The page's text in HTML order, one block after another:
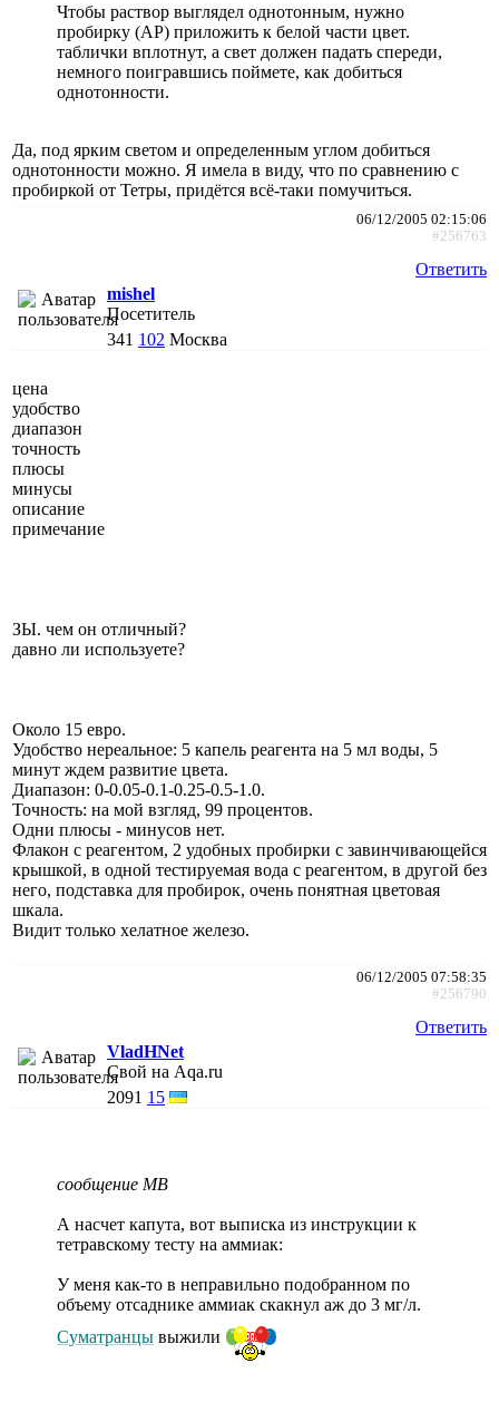
Чтобы раствор выглядел однотонным, нужно
пробирку (АР) приложить к белой части цвет.
таблички вплотнут, а свет должен падать спереди,
немного поигравшись поймете, как добиться
однотонности.
Да, под ярким светом и определенным углом добиться
однотонности можно. Я имела в виду, что по сравнению с
пробиркой от Тетры, придётся всё-таки помучиться.
06/12/2005 02:15:06
#256763
Ответить
mishel
Посетитель
341 102 Москва
цена
удобство
диапазон
точность
плюсы
минусы
описание
примечание
ЗЫ. чем он отличный?
давно ли используете?
Около 15 евро.
Удобство нереальное: 5 капель реагента на 5 мл воды, 5
минут ждем развитие цвета.
Диапазон: 0-0.05-0.1-0.25-0.5-1.0.
Точность: на мой взгляд, 99 процентов.
Одни плюсы - минусов нет.
Флакон с реагентом, 2 удобных пробирки с завинчивающейся
крышкой, в одной тестируемая вода с реагентом, в другой без
него, подставка для пробирок, очень понятная цветовая
шкала.
Видит только хелатное железо.
06/12/2005 07:58:35
#256790
Ответить
VladHNet
Свой на Aqa.ru
2091 15
сообщение МВ
А насчет капута, вот выписка из инструкции к
тетравскому тесту на аммиак:
У меня как-то в неправильно подобранном по
объему отсаднике аммиак скакнул аж до 3 мг/л.
Суматранцы выжили